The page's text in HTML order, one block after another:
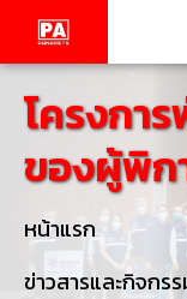
โครงก
ของผู้พิก
หน้าแรก
ข่าวสารและกิจกร